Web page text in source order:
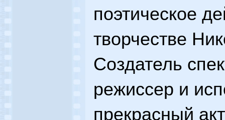
поэтическое
творчестве
Создатель
режиссер и
прекрасный